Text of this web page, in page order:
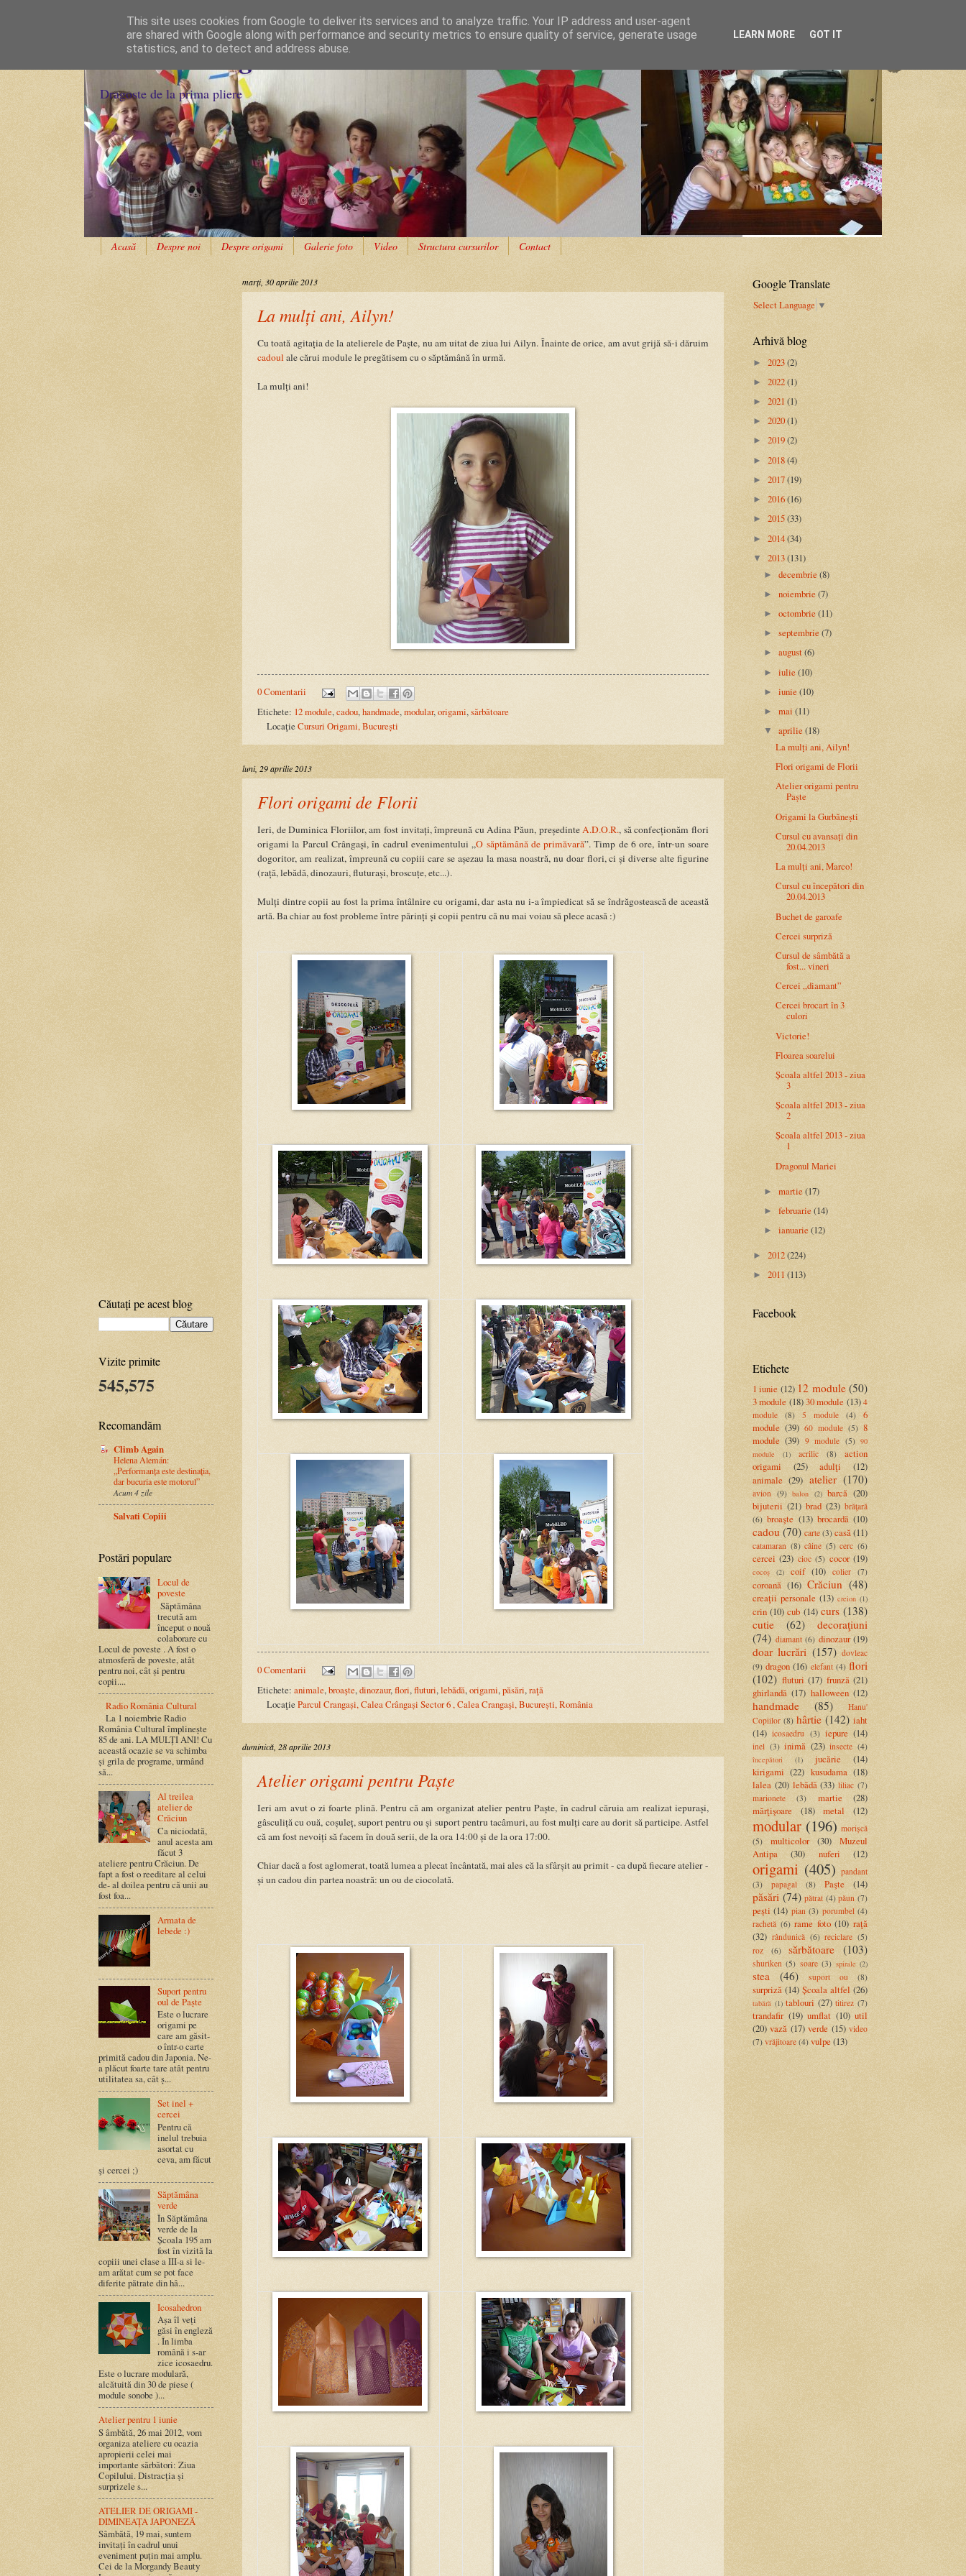
Cursuri Origami
Dragoste de la prima pliere
Acasă Despre noi Despre origami Galerie foto Video Structura cursurilor Contact
marți, 30 aprilie 2013
La mulți ani, Ailyn!
Cu toată agitația de la atelierele de Paște, nu am uitat de ziua lui Ailyn. Înainte de orice, am avut grijă să-i dăruim
cadoulale cărui module le pregătisem cu o săptămână în urmă.
La mulți ani!
0 Comentarii
Etichete: 12 module,cadou,handmade,modular,origami,sărbătoare
LocaţieCursuri Origami, București
luni, 29 aprilie 2013
Flori origami de Florii
Ieri, de Duminica Floriilor, am fost invitați, împreună cu Adina Păun, președinteA.D.O.R., să confecționăm flori
origami la Parcul Crângași, în cadrul evenimentului „O săptămână de primăvară”. Timp de 6 ore, într-un soare
dogoritor, am realizat, împreună cu copiii care se așezau la masa noastră, nu doar flori, ci și diverse alte figurine
(rață, lebădă, dinozauri, fluturași, broscuțe, etc...).
Mulți dintre copii au fost la prima întâlnire cu origami, dar asta nu i-a împiedicat să se îndrăgostească de această
artă. Ba chiar au fost probleme între părinți și copii pentru că nu mai voiau să plece acasă :)
0 Comentarii
Etichete: animale,broaşte,dinozaur,flori,fluturi,lebădă,origami,păsări,raţă
LocaţieParcul Crangași, Calea Crângași Sector 6 , Calea Crangaşi, București, România
duminică, 28 aprilie 2013
Atelier origami pentru Paște
Ieri am avut o zi foarte plină. Pentru că am organizat atelier pentru Paște, în cadrul căruia am realizat iepurași,
gâsculiță cu ouă, coșuleț, suport pentru ou și suport pentru tacâmuri, au fost mulți care au dorit să participe. Astfel
că am fost nevoiți să facem în două serii, de la ora 14:00 și de la ora 17:00.
Chiar dacă a fost aglomerat, toată lumea a plecat încântată, mai ales că la sfârșit au primit - ca după fiecare atelier -
și un cadou din partea noastră: un ou de ciocolată.
Căutați pe acest blog
Vizite primite
545,575
Recomandăm
Climb Again
Helena Alemán:
„Performanța este destinația,
dar bucuria este motorul”
Acum 4 zile
Salvati Copiii
Postări populare
Locul de
poveste
Săptămâna
trecută am
început o nouă
colaborare cu
Locul de poveste . A fost o
atmosferă de poveste, atât
pentru noi, cât și pentru
copii....
Radio România Cultural
La 1 noiembrie Radio
România Cultural împlinește
85 de ani. LA MULȚI ANI! Cu
această ocazie se va schimba
și grila de programe, urmând
să...
Al treilea
atelier de
Crăciun
Ca niciodată,
anul acesta am
făcut 3
ateliere pentru Crăciun. De
fapt a fost o reeditare al celui
de- al doilea pentru că unii au
fost foa...
Armata de
lebede :)
Suport pentru
oul de Paște
Este o lucrare
origami pe
care am găsit-
o într-o carte
primită cadou din Japonia. Ne-
a plăcut foarte tare atât pentru
utilitatea sa, cât ș...
Set inel +
cercei
Pentru că
inelul trebuia
asortat cu
ceva, am făcut
şi cercei ;)
Săptămâna
verde
În Săptămâna
verde de la
Școala 195 am
fost în vizită la
copiii unei clase a III-a si le-
am arătat cum se pot face
diferite pătrate din hâ...
Icosahedron
Așa îl veți
găsi în engleză
. În limba
română i s-ar
zice icosaedru.
Este o lucrare modulară,
alcătuită din 30 de piese (
module sonobe )...
Atelier pentru 1 iunie
S âmbătă, 26 mai 2012, vom
organiza ateliere cu ocazia
apropierii celei mai
importante sărbători: Ziua
Copilului. Distracția și
surprizele s...
ATELIER DE ORIGAMI -
DIMINEAȚA JAPONEZĂ
Sâmbătă, 19 mai, suntem
invitați în cadrul unui
eveniment puțin mai amplu.
Cei de la Morgandy Beauty
Google Translate
Select Language ▼
Arhivă blog
► 2023(2)
► 2022(1)
► 2021 (1)
► 2020(1)
► 2019(2)
► 2018(4)
► 2017(19)
► 2016(16)
► 2015(33)
► 2014(34)
▼ 2013(131)
►decembrie(8)
►noiembrie(7)
►octombrie(11)
►septembrie(7)
►august(6)
►iulie(10)
►iunie(10)
►mai(11)
▼aprilie(18)
La mulți ani, Ailyn!
Flori origami de Florii
Atelier origami pentru
Paște
Origami la Gurbănești
Cursul cu avansați din
20.04.2013
La mulți ani, Marco!
Cursul cu începători din
20.04.2013
Buchet de garoafe
Cercei surpriză
Cursul de sâmbătă a
fost... vineri
Cercei „diamant”
Cercei brocart în 3
culori
Victorie!
Floarea soarelui
Școala altfel 2013 - ziua
3
Școala altfel 2013 - ziua
2
Școala altfel 2013 - ziua
1
Dragonul Mariei
►martie(17)
►februarie(14)
►ianuarie(12)
► 2012(224)
► 2011 (113)
Facebook
Etichete
1 iunie (12) 12 module (50)
3 module (18)30 module (13) 4
module
(8) 5 module (4)
6
module (39) 60 module (5) 8
module (39) 9 module (5) 90
module
(1) acrilic (8)
action
origami
(25) adulţi
(12)
animale (29) atelier (170)
avion (9) balon (2) barcă (20)
bijuterii (21) brad (23) brăţară
(6) broaşte (13) brocardă (10)
cadou (70) carte (3) casă(11)
catamaran (8) câine (5) cerc (6)
cercei (23) cioc (5) cocor (19)
cocoș (2) coif (10) colier (7)
coroană (16) Crăciun (48)
creaţii personale (13) creion (1)
crin (10) cub (14) curs (138)
cutie
(62)
decoraţiuni
(74) diamant (6) dinozaur (19)
doar lucrări (157) dovleac
(9) dragon (16) elefant (4) flori
(102) fluturi (17) frunză (21)
ghirlandă (17) halloween (12)
handmade (85)
Hanu'
Copiilor (8) hârtie (142) iaht
(14) icosaedru (3) iepure (14)
inel (3) inimă (23) insecte (4)
începători (1) jucărie
(14)
kirigami (22) kusudama (18)
lalea (20) lebădă (33) liliac (7)
marionete
(3) martie
(28)
mărţişoare
(18) metal (12)
modular (196) morișcă
(5)
multicolor (30)
Muzeul
Antipa
(30) nuferi (12)
origami (405) pandant
(3)
papagal (8) Paşte (14)
păsări (74) pătrat (4) păun (7)
peşti (14) pian (3) porumbel (4)
rachetă (6) rame foto (10) raţă
(32) rândunică (6) reciclare (5)
roz
(6) sărbătoare (103)
shuriken (5) soare (3) spirale (2)
stea (46) suport ou (8)
surpriză (14) Școala altfel (26)
tabără (1) tablouri (27) titirez (7)
trandafir (19) umflat (10) util
(20) vază (17) verde (15) video
(7) vrăjitoare (4) vulpe(13)
This site uses cookies from Google to deliver its services and to analyze traffic. Your IP address and user-agent
are shared with Google along with performance and security metrics to ensure quality of service, generate usage
statistics, and to detect and address abuse.
LEARN MORE GOT IT